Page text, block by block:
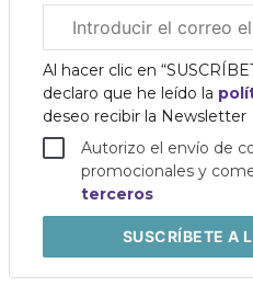
electrónico
corporativo
Al hacer clic en
declaro que he leído la
deseo recibir la Newsletter
Autorizo el envío de
promocionales y
terceros
SUSCRÍBETEA